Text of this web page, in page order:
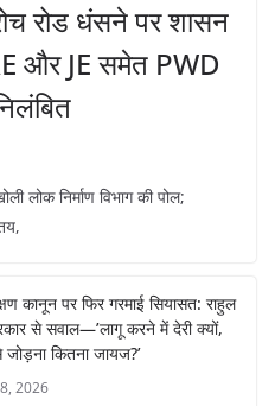
रोड धंसने पर शासन
और JE समेत PWD
लोक निर्माण विभाग की पोल;
कानून पर फिर गरमाई सियासत: राहुल
से सवाल—’लागू करने में देरी क्यों,
जोड़ना कितना जायज?’
2026